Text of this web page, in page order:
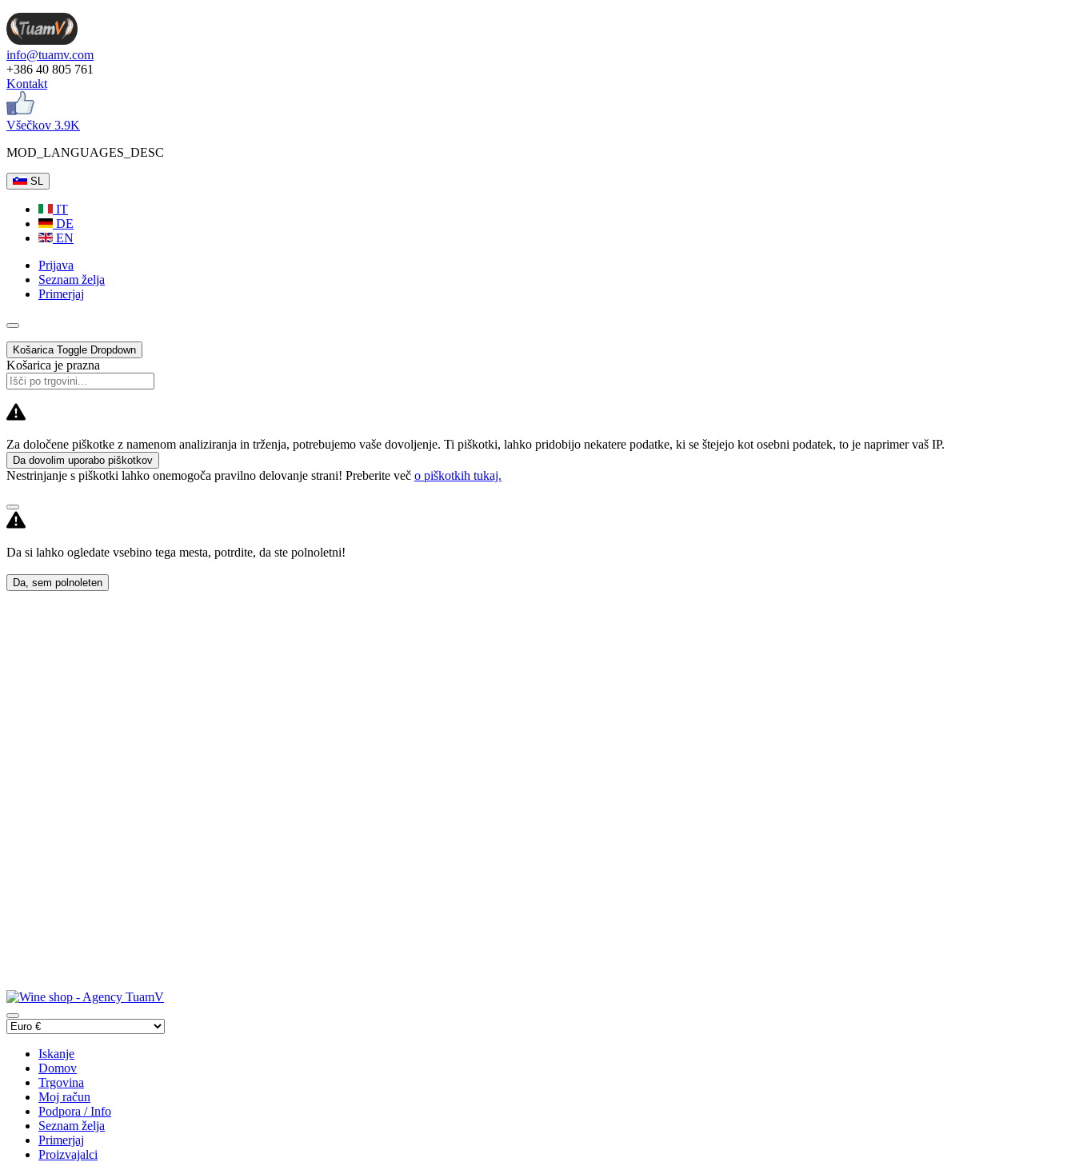
info@tuamv.com
+386 40 805 761
Kontakt
Všečkov 3.9K
MOD_LANGUAGES_DESC
SL
IT
DE
EN
Prijava
Seznam želja
Primerjaj
Košarica Toggle Dropdown
Košarica je prazna
Za določene piškotke z namenom analiziranja in trženja, potrebujemo vaše dovoljenje. Ti piškotki, lahko pridobijo nekatere podatke, ki se štejejo kot osebni podatek, to je naprimer vaš IP.
Da dovolim uporabo piškotkov
Nestrinjanje s piškotki lahko onemogoča pravilno delovanje strani! Preberite več o piškotkih tukaj.
Da si lahko ogledate vsebino tega mesta, potrdite, da ste polnoletni!
Da, sem polnoleten
Iskanje
Domov
Trgovina
Moj račun
Podpora / Info
Seznam želja
Primerjaj
Proizvajalci